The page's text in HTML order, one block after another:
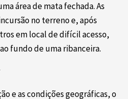
área de mata fechada. As
no terreno e, após
em local de difícil acesso,
fundo de uma ribanceira.
e as condições geográficas, o